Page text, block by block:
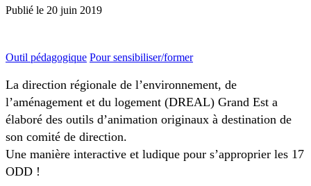
Publié le 20 juin 2019
Outil pédagogique Pour sensibiliser/former
La direction régionale de l’environnement, de
l’aménagement et du logement (DREAL) Grand Est a
élaboré des outils d’animation originaux à destination de
son comité de direction.
Une manière interactive et ludique pour s’approprier les 17
ODD !